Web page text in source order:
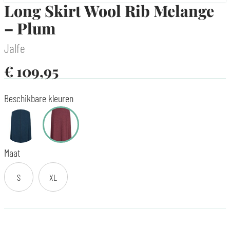
Long Skirt Wool Rib Melange
– Plum
Jalfe
€ 109,95
Beschikbare kleuren
Maat
S XL